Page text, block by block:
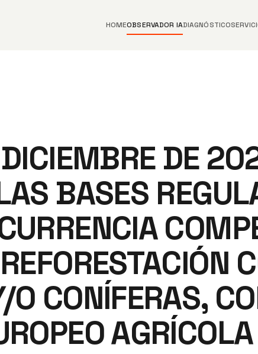
HOMEOBSERVADOR IADIAGNÓSTICO
DE
BASES
O CONÍFERAS,